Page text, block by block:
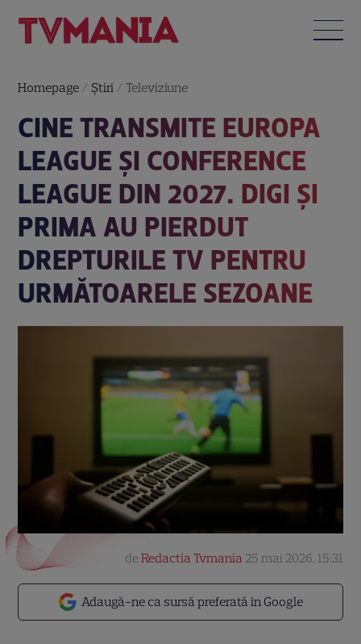
Homepage / Știri / Televiziune
CINE TRANSMITE EUROPA
LEAGUE ȘI CONFERENCE
LEAGUE DIN 2027. DIGI ȘI
PRIMA AU PIERDUT
DREPTURILE TV PENTRU
URMĂTOARELE SEZOANE
Adaugă-ne ca sursă preferată în Google
deRedactia Tvmania 25 mai 2026, 15:31